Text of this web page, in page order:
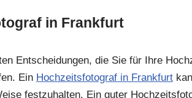
in Frankfurt
Entscheidungen, die Sie für Ihre
Ein Hochzeitsfotograf in Frankfurt
festzuhalten. Ein guter